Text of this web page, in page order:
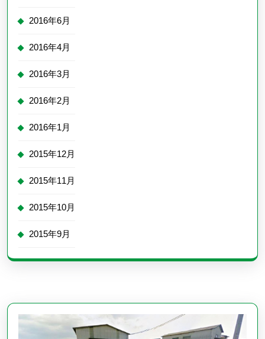
2016年6月
2016年4月
2016年3月
2016年2月
2016年1月
2015年12月
2015年11月
2015年10月
2015年9月